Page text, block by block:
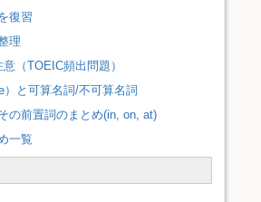
復習
理
（TOEIC頻出問題）
）と可算名詞/不可算名詞
の前置詞のまとめ(in, on, at)
一覧